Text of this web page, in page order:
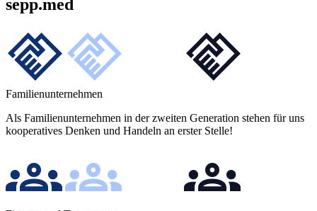
sepp.med
Familienunternehmen
Als Familienunternehmen in der zweiten Generation stehen für uns
kooperatives Denken und Handeln an erster Stelle!